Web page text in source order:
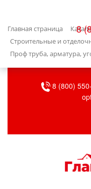
8
Главная страница
Строительные и
Проф труба, арматура,
БЫТОВАЯ ТЕХНИКА
ВЕНТИЛЯЦИЯ
ДАЧА, САД И
8 (800)